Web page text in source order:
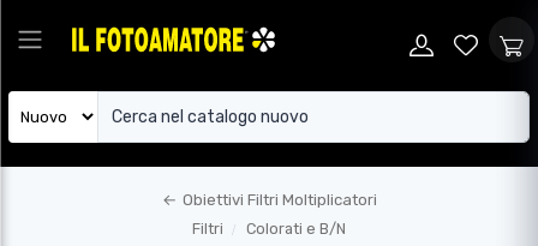
← Obiettivi Filtri Moltiplicatori
Filtri
Colorati e B/N